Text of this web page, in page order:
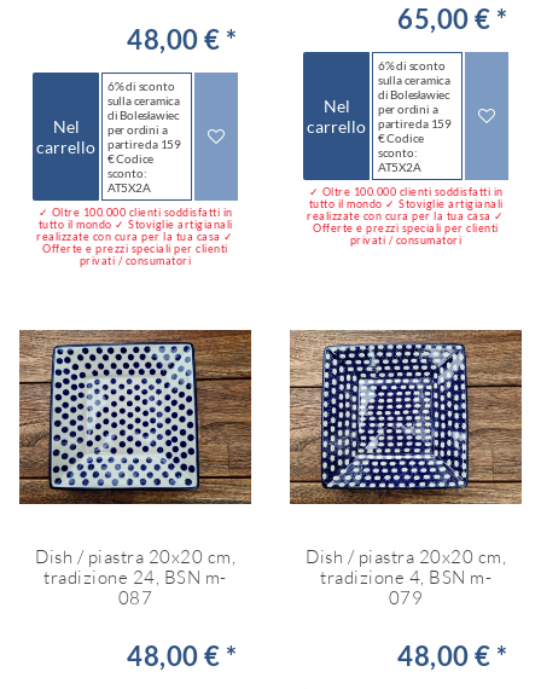
48,00 € *
Nel
carrello
6% di sconto
sulla ceramica
di Bolesławiec
per ordini a
partire da 159
€ Codice
sconto:
AT5X2A
✓ Oltre 100.000 clienti soddisfatti in
tutto il mondo ✓ Stoviglie artigianali
realizzate con cura per la tua casa ✓
Offerte e prezzi speciali per clienti
privati / consumatori
65,00 € *
Nel
carrello
6% di sconto
sulla ceramica
di Bolesławiec
per ordini a
partire da 159
€ Codice
sconto:
AT5X2A
✓ Oltre 100.000 clienti soddisfatti in
tutto il mondo ✓ Stoviglie artigianali
realizzate con cura per la tua casa ✓
Offerte e prezzi speciali per clienti
privati / consumatori
Dish / piastra 20x20 cm,
tradizione 24, BSN m-
087
48,00 € *
Dish / piastra 20x20 cm,
tradizione 4, BSN m-
079
48,00 € *